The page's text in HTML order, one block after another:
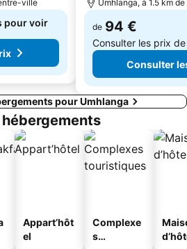
ville
pour voir
Umhlanga, à 1.5 km
de 94 €
Consulter les prix
Consulter
pour Umhlanga
Appart’hôt
el
Complexe
s